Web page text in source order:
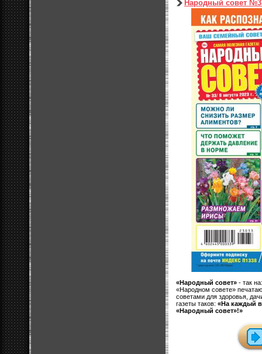
Народный совет
«Народный совет» - так
«Народном совете»
советами для здоровья,
газеты таков: «На каждый
«Народный совет»!»